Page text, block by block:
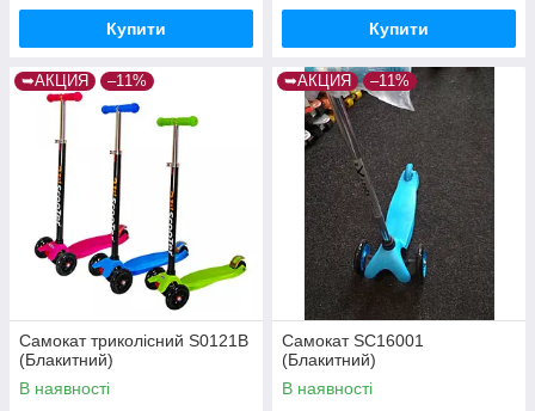
Купити Купити
➥АКЦИЯ –11%
Самокат триколісний S0121B
(Блакитний)
В наявності
➥АКЦИЯ –11%
Самокат SC16001
(Блакитний)
В наявності